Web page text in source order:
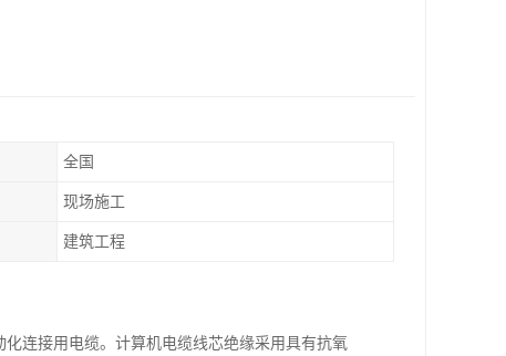
全国
现场施工
建筑工程
连接用电缆。计算机电缆线芯绝缘采用具有抗氧